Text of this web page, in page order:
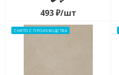
493₽/шт
СНЯТО С ПРОИЗВОДСТВА